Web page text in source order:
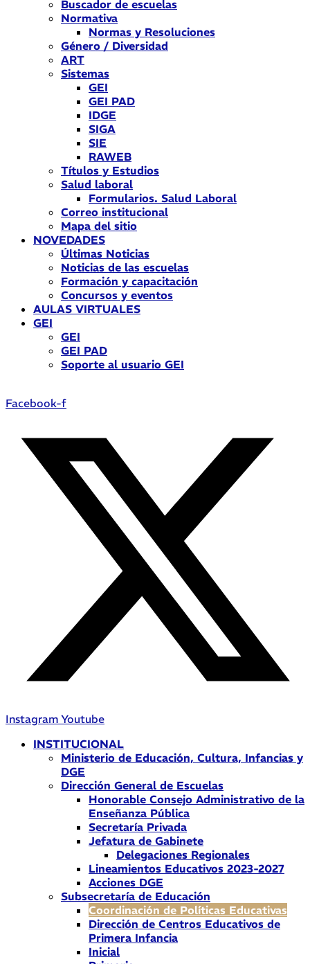
Buscador de escuelas
Normativa
Normas y Resoluciones
Género / Diversidad
ART
Sistemas
GEI
GEI PAD
IDGE
SIGA
SIE
RAWEB
Títulos y Estudios
Salud laboral
Formularios. Salud Laboral
Correo institucional
Mapa del sitio
NOVEDADES
Últimas Noticias
Noticias de las escuelas
Formación y capacitación
Concursos y eventos
AULAS VIRTUALES
GEI
GEI
GEI PAD
Soporte al usuario GEI
Facebook-f
Instagram Youtube
INSTITUCIONAL
Ministerio de Educación, Cultura, Infancias y
DGE
Dirección General de Escuelas
Honorable Consejo Administrativo de la
Enseñanza Pública
Secretaría Privada
Jefatura de Gabinete
Delegaciones Regionales
Lineamientos Educativos 2023-2027
Acciones DGE
Subsecretaría de Educación
Coordinación de Políticas Educativas
Dirección de Centros Educativos de
Primera Infancia
Inicial